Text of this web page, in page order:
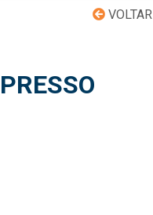
VOLTAR